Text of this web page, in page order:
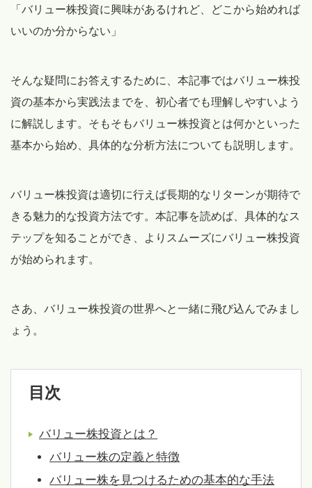
「バリュー株投資に興味があるけれど、どこから始めれば
いいのか分からない」
そんな疑問にお答えするために、本記事ではバリュー株投
資の基本から実践法までを、初心者でも理解しやすいよう
に解説します。そもそもバリュー株投資とは何かといった
基本から始め、具体的な分析方法についても説明します。
バリュー株投資は適切に行えば長期的なリターンが期待で
きる魅力的な投資方法です。本記事を読めば、具体的なス
テップを知ることができ、よりスムーズにバリュー株投資
が始められます。
さあ、バリュー株投資の世界へと一緒に飛び込んでみまし
ょう。
目次
バリュー株投資とは？
バリュー株の定義と特徴
バリュー株を見つけるための基本的な手法